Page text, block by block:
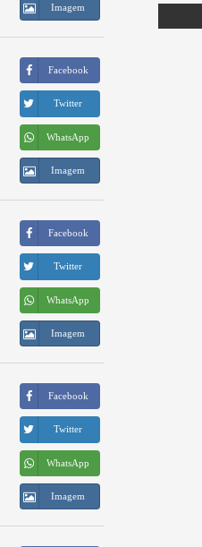
Imagem
Facebook
Twitter
WhatsApp
Imagem
Facebook
Twitter
WhatsApp
Imagem
Facebook
Twitter
WhatsApp
Imagem